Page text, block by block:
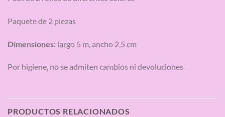
Paquete de 2 piezas
Dimensiones: largo 5 m, ancho 2,5 cm
Por higiene, no se admiten cambios ni devoluciones
PRODUCTOS RELACIONADOS